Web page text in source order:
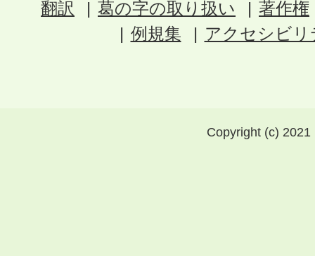
翻訳 葛の字の取り扱い
著作権
例規集
アクセシビ
Copyright (c)